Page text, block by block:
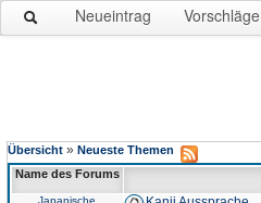
Neueintrag Vorschläge
Übersicht » Neueste Themen
Name des Forums
Japanische